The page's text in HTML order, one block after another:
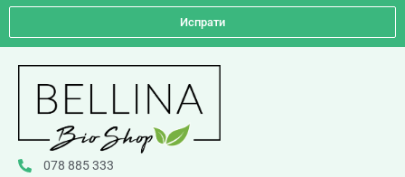
Испрати
078 885 333